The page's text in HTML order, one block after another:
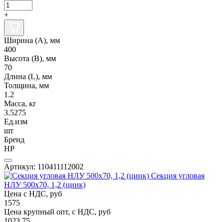
+
Ширина (А), мм
400
Высота (В), мм
70
Длина (L), мм
Толщина, мм
1.2
Масса, кг
3.5275
Ед.изм
шт
Бренд
НР
Артикул: 110411112002
Секция угловая
НЛУ 500х70, 1,2 (цинк)
Цена с НДС, руб
1575
Цена крупный опт, с НДС, руб